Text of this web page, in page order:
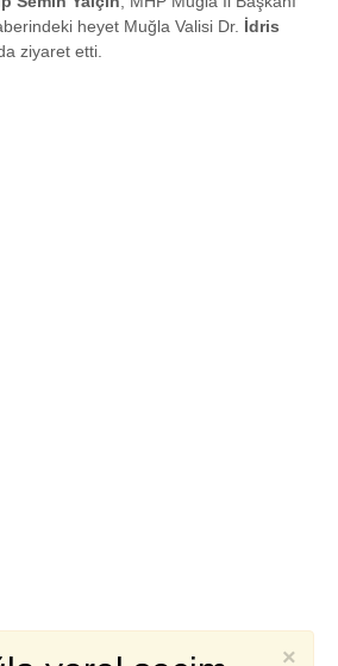
heyet Muğla Valisi Dr. İdris
ziyaret etti.
×